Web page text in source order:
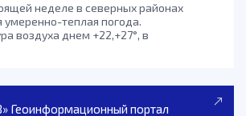
неделе в северных районах
умеренно-теплая погода.
воздуха днем +22,+27°, в
температурой днем +25,+30°,
Кратковременные дожди, днем
Геоинформационный портал